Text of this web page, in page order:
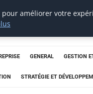
GENERAL GESTION
STRATÉGIE ET
améliorer votre